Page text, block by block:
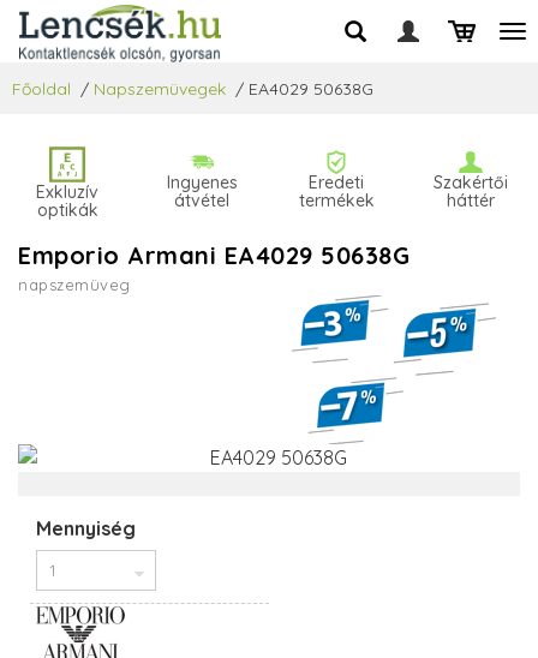
Főoldal / Napszemüvegek / EA4029 50638G
Exkluzív
optikák
Ingyenes
átvétel
Eredeti
termékek
Szakértői
háttér
Emporio Armani EA4029 50638G
napszemüveg
Mennyiség